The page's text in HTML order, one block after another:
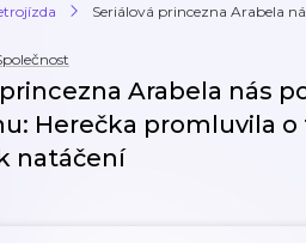
Seriálová princezna Arabela
Arabela nás
Herečka promluvila
natáčení